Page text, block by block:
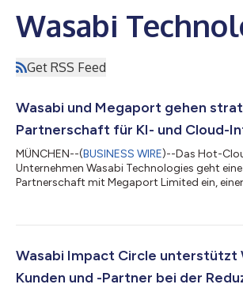
Wasabi
Get RSS Feed
Wasabi und Megaport gehen
Partnerschaft für KI- und Cloud-
MÜNCHEN--(BUSINESS WIRE)--Das Hot-
Unternehmen Wasabi Technologies geht
Partnerschaft mit Megaport Limited ein,
Storage. Gemeinsam arbeiten die
Künstliche Intelligenz (KI) hat neue
Technologien hervorgebracht, die eine
Wasabi Impact Circle unterstützt
Kunden und -Partner bei der